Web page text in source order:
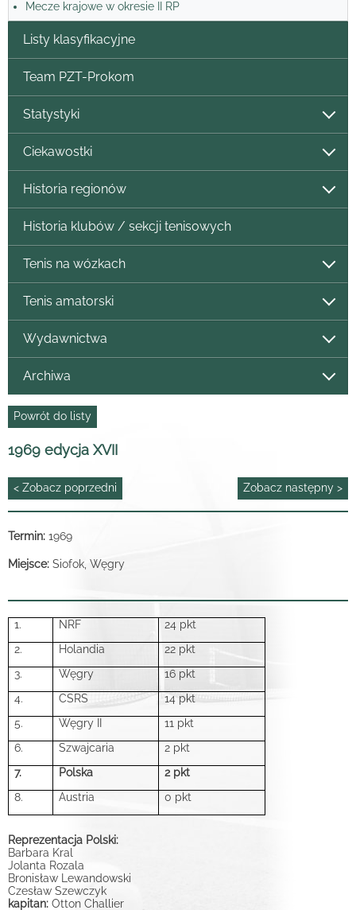
Mecze krajowe w okresie II RP
Listy klasyfikacyjne
Team PZT-Prokom
Statystyki
Ciekawostki
Historia regionów
Historia klubów / sekcji tenisowych
Tenis na wózkach
Tenis amatorski
Wydawnictwa
Archiwa
Powrót do listy
1969 edycja XVII
< Zobacz poprzedni Zobacz następny >
Termin: 1969
Miejsce: Siofok, Węgry
1. NRF
24 pkt
2.
Holandia
22 pkt
3.
Węgry
16 pkt
4.
CSRS
14 pkt
5.
Węgry II
11 pkt
6.
Szwajcaria
2 pkt
7.
Polska
2 pkt
8.
Austria 0 pkt
Reprezentacja Polski:
Barbara Kral
Jolanta Rozala
Bronisław Lewandowski
Czesław Szewczyk
kapitan: Otton Challier